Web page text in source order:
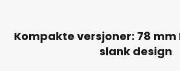
Kompakte versjoner: 78
slank design